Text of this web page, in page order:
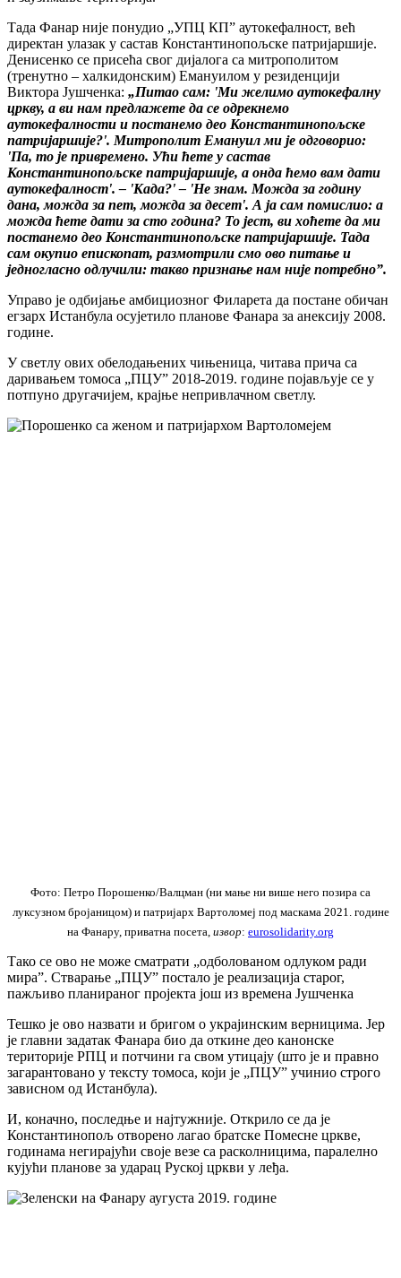
Тада Фанар није понудио „УПЦ КП” аутокефалност, већ
директан улазак у састав Константинопољске патријаршије.
Денисенко се присећа свог дијалога са митрополитом
(тренутно – халкидонским) Емануилом у резиденцији
Виктора Јушченка: „Питао сам: 'Ми желимо аутокефалну
цркву, а ви нам предлажете да се одрекнемо
аутокефалности и постанемо део Константинопољске
патријаршије?'. Митрополит Емануил ми је одговорио:
'Па, то је привремено. Ући ћете у састав
Константинопољске патријаршије, а онда ћемо вам дати
аутокефалност'. – 'Када?' – 'Не знам. Можда за годину
дана, можда за пет, можда за десет'. А ја сам помислио: а
можда ћете дати за сто година? То јест, ви хоћете да ми
постанемо део Константинопољске патријаршије. Тада
сам окупио епископат, размотрили смо ово питање и
једногласно одлучили: такво признање нам није потребно”.
Управо је одбијање амбициозног Филарета да постане обичан
егзарх Истанбула осујетило планове Фанара за анексију 2008.
године.
У светлу ових обелодањених чињеница, читава прича са
даривањем томоса „ПЦУ” 2018-2019. године појављује се у
потпуно другачијем, крајње непривлачном светлу.
Фото: Петро Порошенко/Валцман (ни мање ни више него позира са
луксузном бројаницом) и патријарх Вартоломеј под маскама 2021. године
на Фанару, приватна посета, извор: eurosolidarity.org
Тако се ово не може сматрати „одболованом одлуком ради
мира”. Стварање „ПЦУ” постало је реализација старог,
пажљиво планираног пројекта још из времена Јушченка
Тешко је ово назвати и бригом о украјинским верницима. Јер
је главни задатак Фанара био да откине део канонске
територије РПЦ и потчини га свом утицају (што је и правно
загарантовано у тексту томоса, који је „ПЦУ” учинио строго
зависном од Истанбула).
И, коначно, последње и најтужније. Открило се да је
Константинопољ отворено лагао братске Помесне цркве,
годинама негирајући своје везе са расколницима, паралелно
кујући планове за ударац Руској цркви у леђа.